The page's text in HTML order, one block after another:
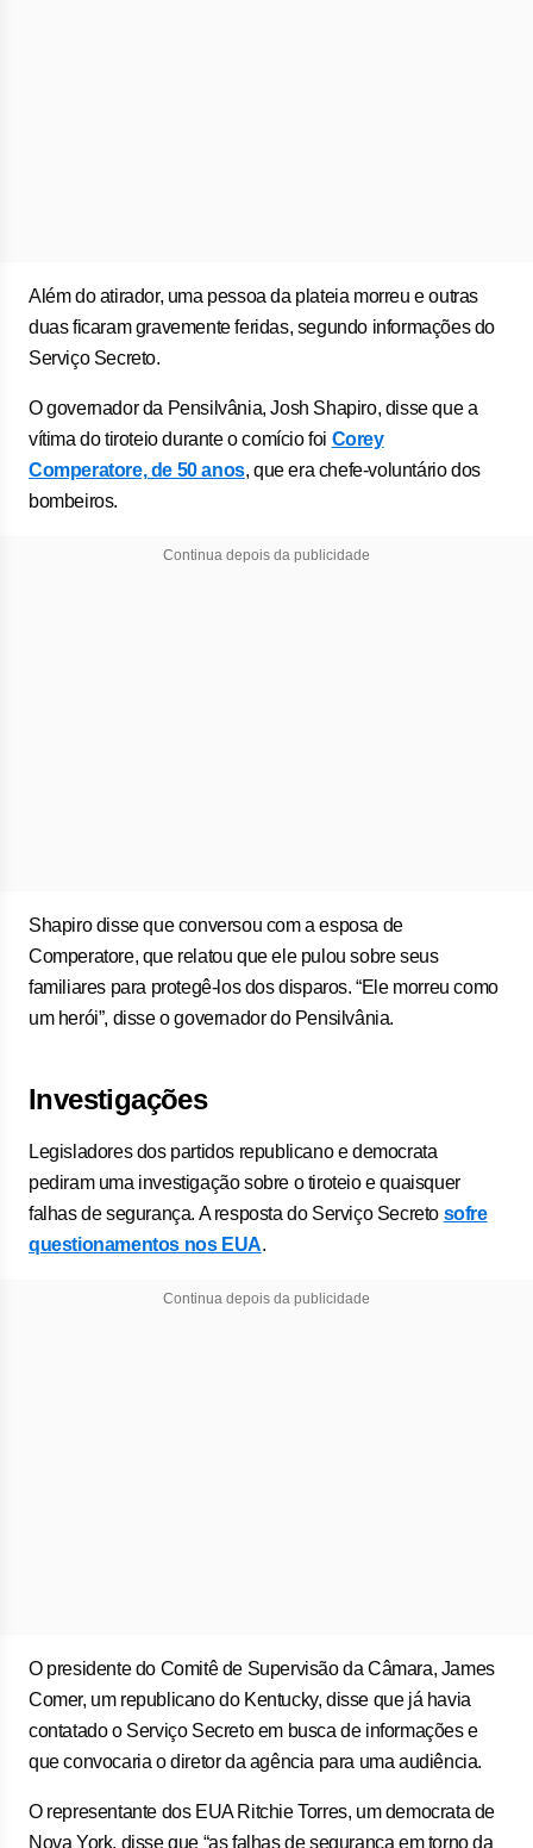
Além do atirador, uma pessoa da plateia morreu e outras
duas ficaram gravemente feridas, segundo informações do
Serviço Secreto.
O governador da Pensilvânia, Josh Shapiro, disse que a
vítima do tiroteio durante o comício foi Corey
Comperatore, de 50 anos, que era chefe-voluntário dos
bombeiros.
Continua depois da publicidade
Shapiro disse que conversou com a esposa de
Comperatore, que relatou que ele pulou sobre seus
familiares para protegê-los dos disparos. “Ele morreu como
um herói”, disse o governador do Pensilvânia.
Investigações
Legisladores dos partidos republicano e democrata
pediram uma investigação sobre o tiroteio e quaisquer
falhas de segurança. A resposta do Serviço Secreto sofre
questionamentos nos EUA.
Continua depois da publicidade
O presidente do Comitê de Supervisão da Câmara, James
Comer, um republicano do Kentucky, disse que já havia
contatado o Serviço Secreto em busca de informações e
que convocaria o diretor da agência para uma audiência.
O representante dos EUA Ritchie Torres, um democrata de
Nova York, disse que “as falhas de segurança em torno da